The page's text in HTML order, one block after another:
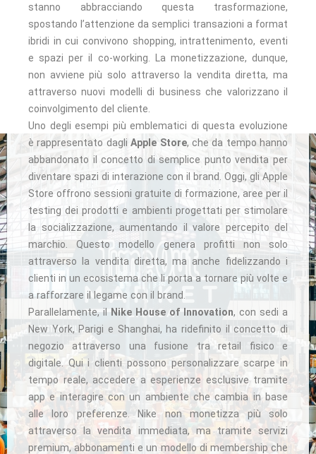
stanno abbracciando questa trasformazione,
spostando l’attenzione da semplici transazioni a format
ibridi in cui convivono shopping, intrattenimento, eventi
e spazi per il co-working. La monetizzazione, dunque,
non avviene più solo attraverso la vendita diretta, ma
attraverso nuovi modelli di business che valorizzano il
coinvolgimento del cliente.
Uno degli esempi più emblematici di questa evoluzione
è rappresentato dagliApple Store, che da tempo hanno
abbandonato il concetto di semplice punto vendita per
diventare spazi di interazione con il brand. Oggi, gli Apple
Store offrono sessioni gratuite di formazione, aree per il
testing dei prodotti e ambienti progettati per stimolare
la socializzazione, aumentando il valore percepito del
marchio. Questo modello genera profitti non solo
attraverso la vendita diretta, ma anche fidelizzando i
clienti in un ecosistema che li porta a tornare più volte e
a rafforzare il legame con il brand.
Parallelamente, il Nike House of Innovation, con sedi a
New York, Parigi e Shanghai, ha ridefinito il concetto di
negozio attraverso una fusione tra retail fisico e
digitale. Qui i clienti possono personalizzare scarpe in
tempo reale, accedere a esperienze esclusive tramite
app e interagire con un ambiente che cambia in base
alle loro preferenze. Nike non monetizza più solo
attraverso la vendita immediata, ma tramite servizi
premium, abbonamenti e un modello di membership che